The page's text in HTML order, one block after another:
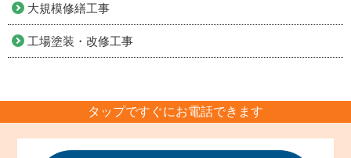
大規模修繕工事
工場塗装・改修工事
タップですぐにお電話できます